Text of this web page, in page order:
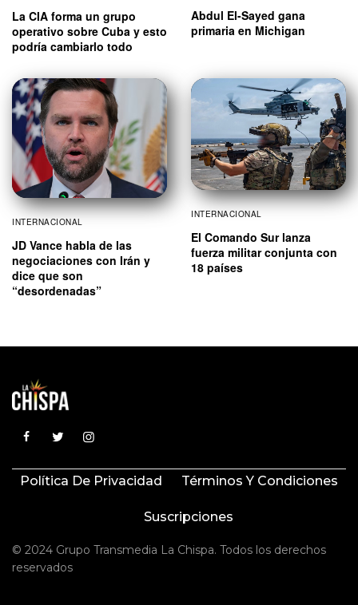
La CIA forma un grupo
operativo sobre Cuba y esto
podría cambiarlo todo
Abdul El-Sayed gana
primaria en Michigan
INTERNACIONAL
JD Vance habla de las
negociaciones con Irán y
dice que son
“desordenadas”
INTERNACIONAL
El Comando Sur lanza
fuerza militar conjunta con
18 países
Política De Privacidad Términos Y Condiciones
Suscripciones
© 2024 Grupo Transmedia La Chispa. Todos los derechos
reservados